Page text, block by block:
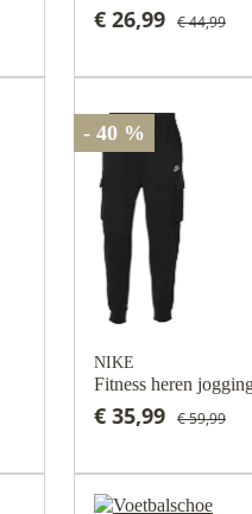
€ 26,99 € 44,99
- 40 %
NIKE
Fitness heren
€ 35,99 € 59,99